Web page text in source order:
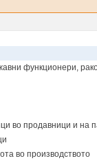
функционери,
во продавници и на
во производството